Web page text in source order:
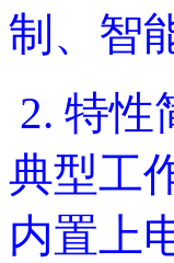
制、智
2. 特性
典型工
内置上